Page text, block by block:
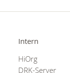
Intern
HiOrg
DRK-Server